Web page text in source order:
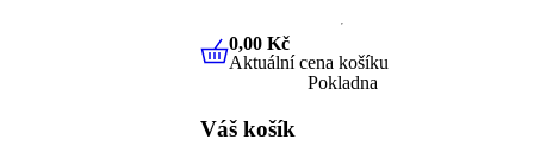
0,00 KčAktuální cena košíku
0,00 Kč
Aktuální cena košíku
Pokladna
Váš košík